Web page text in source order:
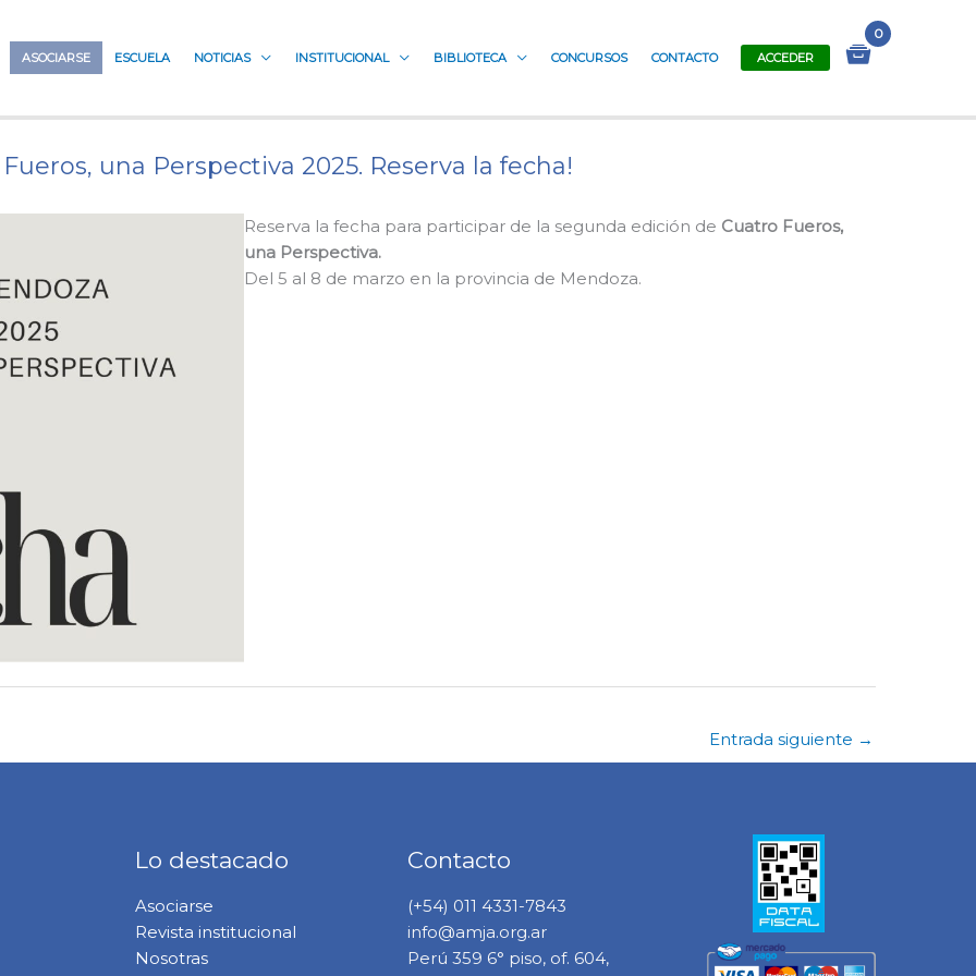
ASOCIARSE ESCUELA NOTICIAS INSTITUCIONAL BIBLIOTECA CONCURSOS CONTACTO ACCEDER
una Perspectiva 2025. Reserva la fecha!
Reserva la fecha para participar de la segunda edición de Cuatro Fueros,
una Perspectiva.
Del 5 al 8 de marzo en la provincia de Mendoza.
Entrada siguiente →
Lo destacado
Asociarse
Revista institucional
Nosotras
Contacto
(+54) 011 4331-7843
info@amja.org.ar
Perú 359 6° piso, of. 604,